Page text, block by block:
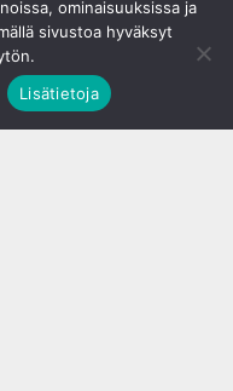
ominaisuuksissa ja
sivustoa hyväksyt
Lisätietoja